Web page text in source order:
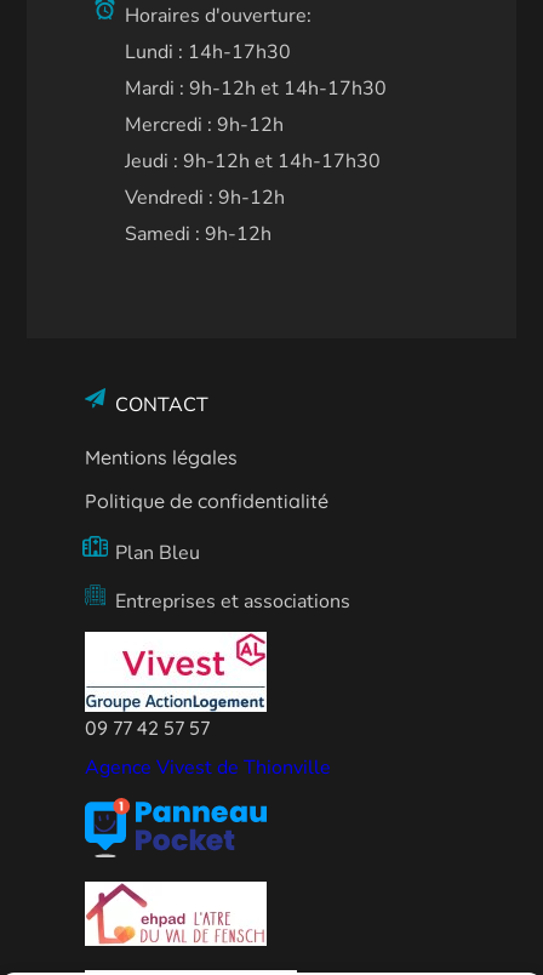
Horaires d'ouverture:
Lundi : 14h-17h30
Mardi : 9h-12h et 14h-17h30
Mercredi : 9h-12h
Jeudi : 9h-12h et 14h-17h30
Vendredi : 9h-12h
Samedi : 9h-12h
CONTACT
Mentions légales
Politique de confidentialité
Plan Bleu
Entreprises et associations
09 77 42 57 57
Agence Vivest de Thionville